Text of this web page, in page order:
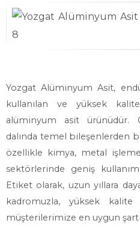
Yozgat Alüminyum Asit,
kullanılan ve yüksek
alüminyum asit ürünüdür.
dalında temel bileşenlerden
özellikle kimya, metal
sektörlerinde geniş
Etiket olarak, uzun yıllara
kadromuzla, yüksek
müşterilerimize en uygun